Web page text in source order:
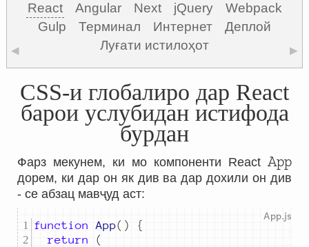
React
Angular Next jQuery
Webpack
Gulp
Терминал Интернет
Деплой
Луғати истилоҳот
◀ ▶
CSS-и глобалиро дар React
барои услубидан истифода
бурдан
Фарз мекунем, ки мо компоненти React App
дорем, ки дар он як див ва дар дохили он див
- се абзац мавҷуд аст:
function App()
{
return
(